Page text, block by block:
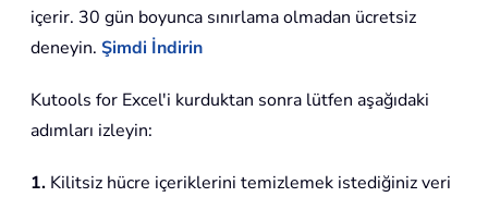
içerir. 30 gün boyunca sınırlama olmadan ücretsiz
deneyin. Şimdi İndirin
Kutools for Excel'i kurduktan sonra lütfen aşağıdaki
adımları izleyin:
1. Kilitsiz hücre içeriklerini temizlemek istediğiniz veri